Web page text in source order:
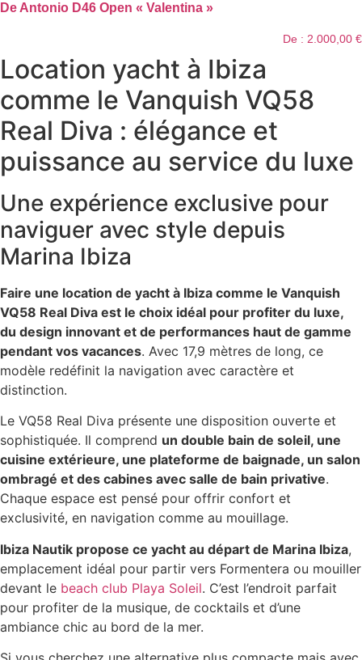
De Antonio D46 Open « Valentina »
De : 2.000,00 €
Location yacht à Ibiza
comme le Vanquish VQ58
Real Diva : élégance et
puissance au service du luxe
Une expérience exclusive pour
naviguer avec style depuis
Marina Ibiza
Faire une location de yacht à Ibiza comme le Vanquish
VQ58 Real Diva est le choix idéal pour profiter du luxe,
du design innovant et de performances haut de gamme
pendant vos vacances. Avec 17,9 mètres de long, ce
modèle redéfinit la navigation avec caractère et
distinction.
Le VQ58 Real Diva présente une disposition ouverte et
sophistiquée. Il comprend un double bain de soleil, une
cuisine extérieure, une plateforme de baignade, un salon
ombragé et des cabines avec salle de bain privative.
Chaque espace est pensé pour offrir confort et
exclusivité, en navigation comme au mouillage.
Ibiza Nautik propose ce yacht au départ de Marina Ibiza,
emplacement idéal pour partir vers Formentera ou mouiller
devant le beach club Playa Soleil. C’est l’endroit parfait
pour profiter de la musique, de cocktails et d’une
ambiance chic au bord de la mer.